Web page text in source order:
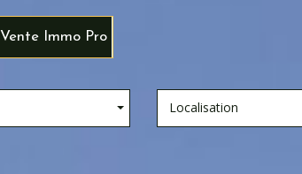
Vente Immo Pro
Localisation